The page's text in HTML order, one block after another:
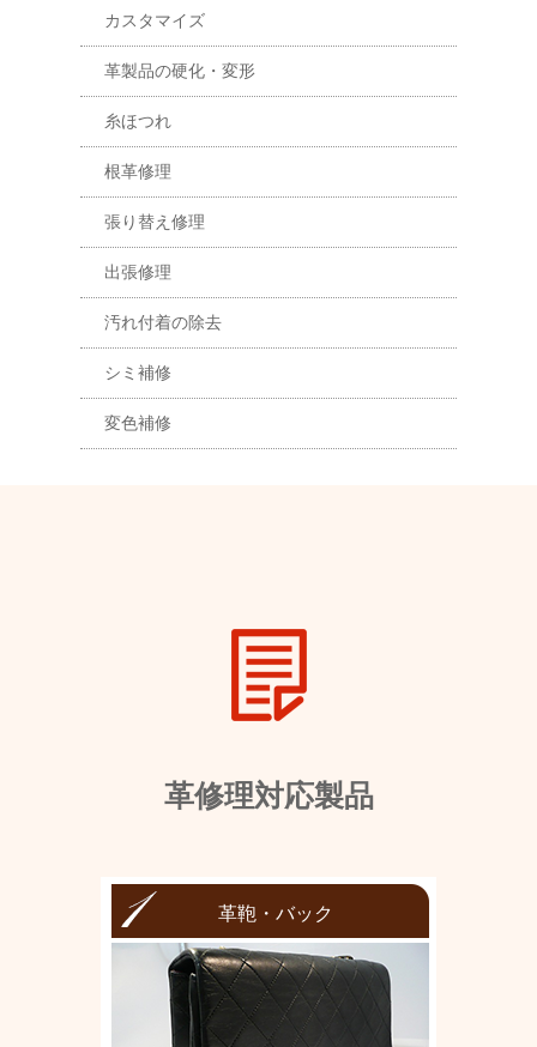
カスタマイズ
革製品の硬化・変形
糸ほつれ
根革修理
張り替え修理
出張修理
汚れ付着の除去
シミ補修
変色補修
革修理対応製品
革鞄・バック